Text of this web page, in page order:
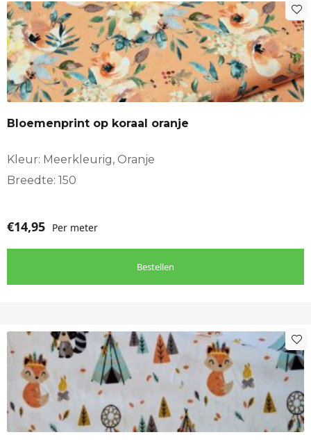
Bloemenprint op koraal oranje
Kleur: Meerkleurig, Oranje
Breedte: 150
€14,95 Per meter
Bestellen